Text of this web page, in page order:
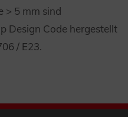
> 5 mm sind
Design Code hergestellt
/ E23.